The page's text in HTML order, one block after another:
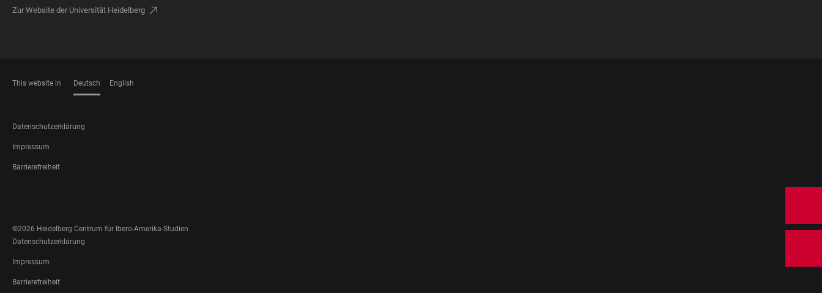
Zur Website der Universität Heidelberg
This website in Deutsch English
FOOTER
LEGAL
Datenschutzerklärung
Impressum
Barrierefreiheit
MEDIA
©2026 Heidelberg Centrum für Ibero-Amerika-Studien
FOOTER
LEGAL
Datenschutzerklärung
Impressum
Barrierefreiheit